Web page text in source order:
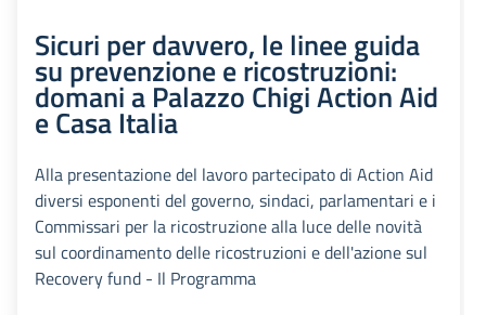
Sicuri per davvero, le linee guida
su prevenzione e ricostruzioni:
domani a Palazzo Chigi Action Aid
e Casa Italia
Alla presentazione del lavoro partecipato di Action Aid
diversi esponenti del governo, sindaci, parlamentari e i
Commissari per la ricostruzione alla luce delle novità
sul coordinamento delle ricostruzioni e dell'azione sul
Recovery fund - Il Programma